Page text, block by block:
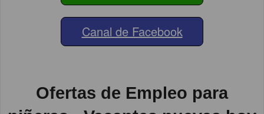
Canal de Facebook
Ofertas de Empleo para